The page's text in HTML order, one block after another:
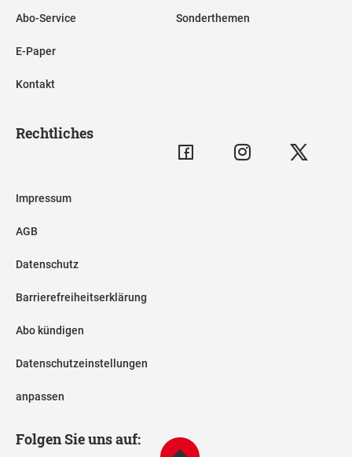
Abo-Service
E-Paper
Kontakt
Sonderthemen
Rechtliches
Impressum
AGB
Datenschutz
Barrierefreiheitserklärung
Abo kündigen
Datenschutzeinstellungen
anpassen
Folgen Sie uns auf: